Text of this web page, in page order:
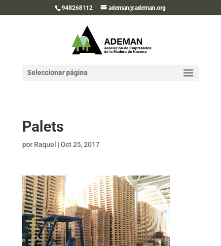
948268112 ademan@ademan.org
Seleccionar página
Palets
por Raquel |Oct 25, 2017